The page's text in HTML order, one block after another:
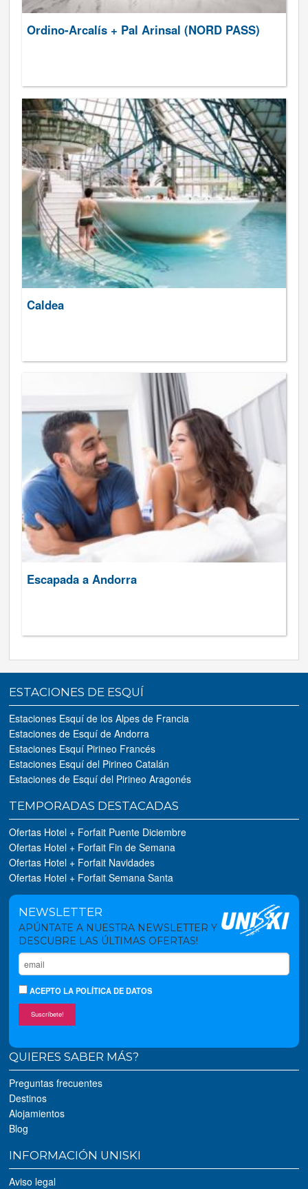
Ordino-Arcalís + Pal Arinsal (NORD PASS)
Caldea
Escapada a Andorra
ESTACIONES DE ESQUÍ
Estaciones Esquí de los Alpes de Francia
Estaciones de Esquí de Andorra
Estaciones Esquí Pirineo Francés
Estaciones Esquí del Pirineo Catalán
Estaciones de Esquí del Pirineo Aragonés
TEMPORADAS DESTACADAS
Ofertas Hotel + Forfait Puente Diciembre
Ofertas Hotel + Forfait Fin de Semana
Ofertas Hotel + Forfait Navidades
Ofertas Hotel + Forfait Semana Santa
NEWSLETTER
APÚNTATE A NUESTRA NEWSLETTER Y
DESCUBRE LAS ÚLTIMAS OFERTAS!
ACEPTOLA POLÍTICA DE DATOS
Suscríbete!
QUIERES SABER MÁS?
Preguntas frecuentes
Destinos
Alojamientos
Blog
INFORMACIÓN UNISKI
Aviso legal